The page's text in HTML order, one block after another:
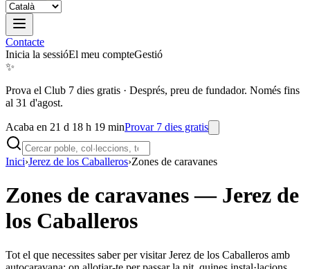
Contacte
Inicia la sessióEl meu compteGestió
✨
Prova el Club 7 dies gratis · Després, preu de fundador. Només fins
al 31 d'agost.
Acaba en 21 d 18 h 19 minProvar 7 dies gratis
Inici›Jerez de los Caballeros›Zones de caravanes
Zones de caravanes— Jerez de
los Caballeros
Tot el que necessites saber per visitar Jerez de los Caballeros amb